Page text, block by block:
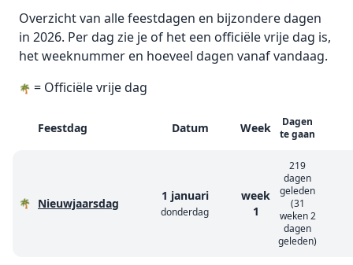
Overzicht van alle feestdagen en bijzondere dagen
in 2026. Per dag zie je of het een officiële vrije dag is,
het weeknummer en hoeveel dagen vanaf vandaag.
🌴 = Officiële vrije dag
Feestdag Datum Week
Dagen
te gaan
🌴 Nieuwjaarsdag
1 januari
donderdag
week
1
219
dagen
geleden
(31
weken 2
dagen
geleden)